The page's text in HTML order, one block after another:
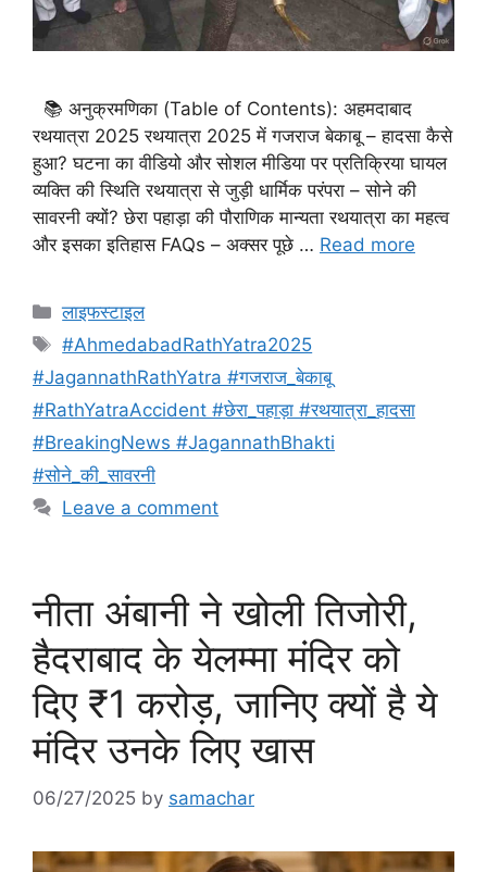
📚 अनुक्रमणिका (Table of Contents): अहमदाबाद
रथयात्रा 2025 रथयात्रा 2025 में गजराज बेकाबू – हादसा कैसे
हुआ? घटना का वीडियो और सोशल मीडिया पर प्रतिक्रिया घायल
व्यक्ति की स्थिति रथयात्रा से जुड़ी धार्मिक परंपरा – सोने की
सावरनी क्यों? छेरा पहाड़ा की पौराणिक मान्यता रथयात्रा का महत्व
और इसका इतिहास FAQs – अक्सर पूछे … Read more
Categories
लाइफस्टाइल
Tags
#AhmedabadRathYatra2025
#JagannathRathYatra #गजराज_बेकाबू
#RathYatraAccident #छेरा_पहाड़ा #रथयात्रा_हादसा
#BreakingNews #JagannathBhakti
#सोने_की_सावरनी
Leave a comment
नीता अंबानी ने खोली तिजोरी,
हैदराबाद के येलम्मा मंदिर को
दिए ₹1 करोड़, जानिए क्यों है ये
मंदिर उनके लिए खास
06/27/2025 by samachar